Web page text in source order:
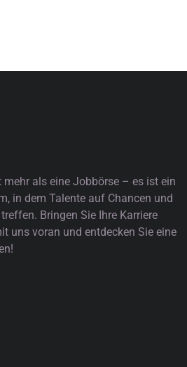
mehr als eine Jobbörse – es ist ein
in dem Talente auf Chancen und
Bringen Sie Ihre Karriere
uns voran und entdecken Sie eine